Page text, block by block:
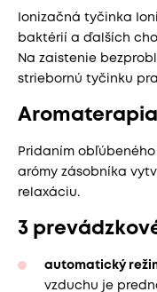
Ionizačná tyčinka
baktérií a ďalších
Na zaistenie
striebornú tyčinku
Aromaterapia
Pridaním
arómy zásobníka
relaxáciu.
3
automatický
vzduchu je